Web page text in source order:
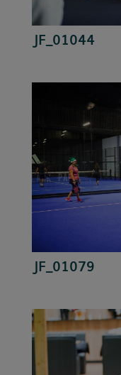
JF_01044
JF_01079